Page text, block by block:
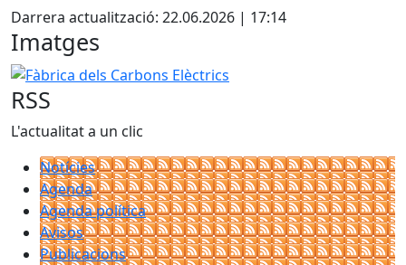
Darrera actualització: 22.06.2026 | 17:14
Imatges
Fàbrica dels Carbons Elèctrics
RSS
L'actualitat a un clic
Notícies
Agenda
Agenda política
Avisos
Publicacions